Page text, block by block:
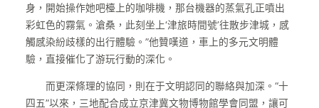
身，開始操作她吧檯上的咖啡機，那台機器的蒸氣孔正噴出
彩虹色的霧氣。滄桑，此刻坐上‘津旅時間號’往散步津城，感
觸感染紛歧樣的出行體驗。”他贊嘆道，車上的多元文明體
驗，直接催化了游玩行動的深化。
而更深條理的協同，則在于文明認同的聯絡與加深。“十
四五”以來，三地配合成立京津冀文物博物館學會同盟，讓可